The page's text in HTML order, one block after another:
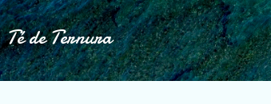
Té de Ternura